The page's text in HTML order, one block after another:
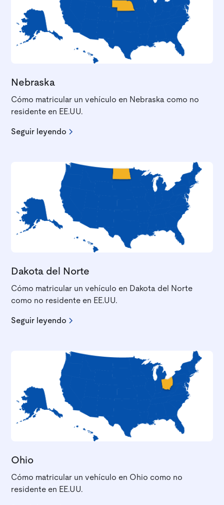
Nebraska
Cómo matricular un vehículo en Nebraska como no
residente en EE.UU.
Seguir leyendo
Dakota del Norte
Cómo matricular un vehículo en Dakota del Norte
como no residente en EE.UU.
Seguir leyendo
Ohio
Cómo matricular un vehículo en Ohio como no
residente en EE.UU.